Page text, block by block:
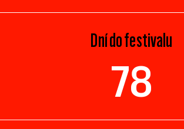
Dní do festivalu
78